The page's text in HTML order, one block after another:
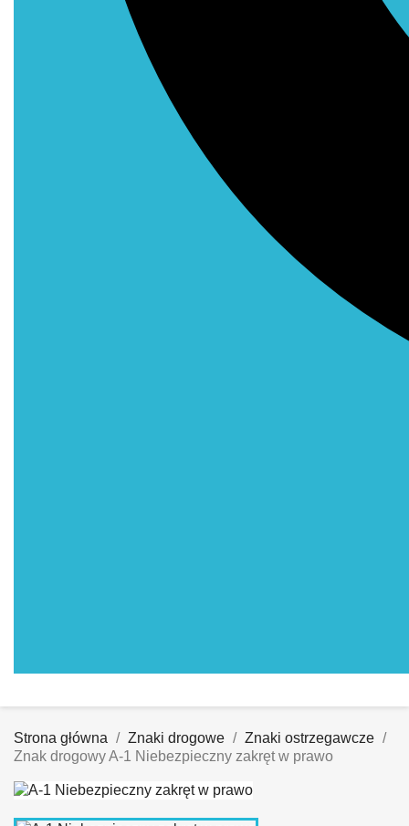
Strona główna Znaki drogowe
Znaki ostrzegawcze
Znak drogowy A-1 Niebezpieczny zakręt w prawo